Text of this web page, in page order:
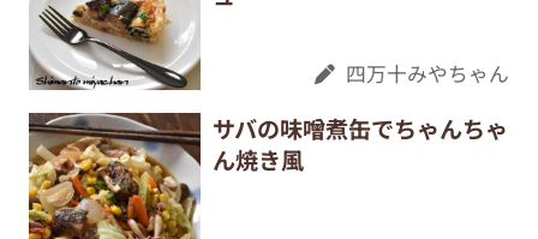
四万十みやちゃん
サバの味噌煮缶でちゃんちゃ
ん焼き風